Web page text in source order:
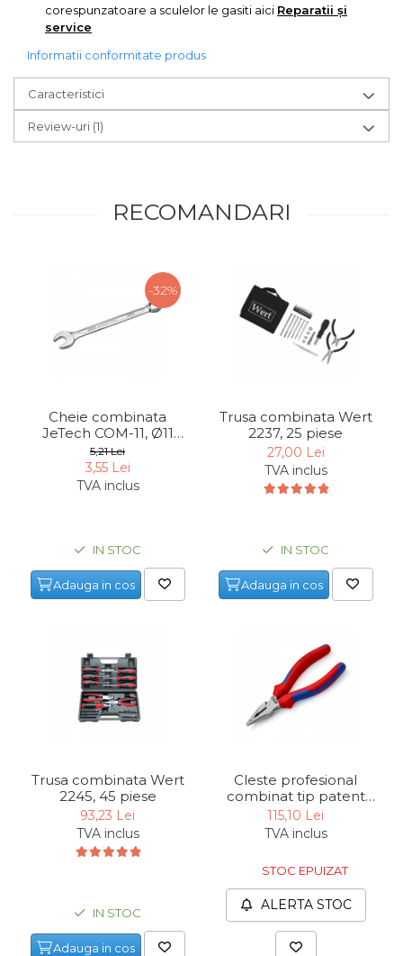
corespunzatoare a sculelor le gasiti aici Reparatii și
service
Informatii conformitate produs
Caracteristici
Review-uri (1)
RECOMANDARI
-32%
Cheie combinata
JeTech COM-11, Ø11
mm
5,21 Lei
3,55 Lei
TVA inclus
IN STOC
Adauga in cos
Trusa combinata Wert
2245, 45 piese
93,23 Lei
TVA inclus
IN STOC
Adauga in cos
Trusa combinata Wert
2237, 25 piese
27,00 Lei
TVA inclus
IN STOC
Adauga in cos
Cleste profesional
combinat tip patent
Knipex 08 22 145, 145
mm
115,10 Lei
TVA inclus
STOC EPUIZAT
ALERTA STOC